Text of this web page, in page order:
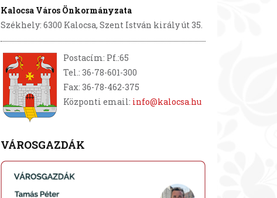
Kalocsa Város Önkormányzata
Székhely: 6300 Kalocsa, Szent István király út 35.
Postacím: Pf.:65
Tel.: 36-78-601-300
Fax: 36-78-462-375
Központi email: info@kalocsa.hu
VÁROSGAZDÁK